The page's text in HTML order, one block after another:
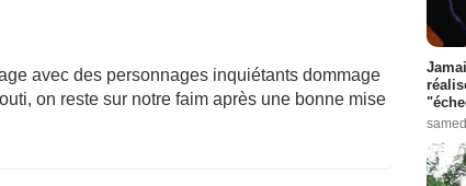
avec des personnages inquiétants dommage
on reste sur notre faim après une bonne mise